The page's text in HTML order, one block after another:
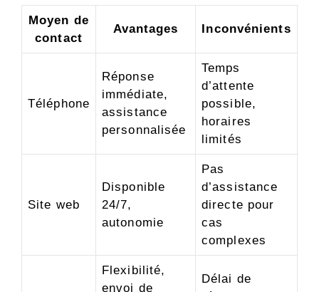
Moyen de
contact
Avantages Inconvénients
Téléphone
Réponse
immédiate,
assistance
personnalisée
Temps
d’attente
possible,
horaires
limités
Site web
Disponible
24/7,
autonomie
Pas
d’assistance
directe pour
cas
complexes
Flexibilité,
envoi de
Délai de